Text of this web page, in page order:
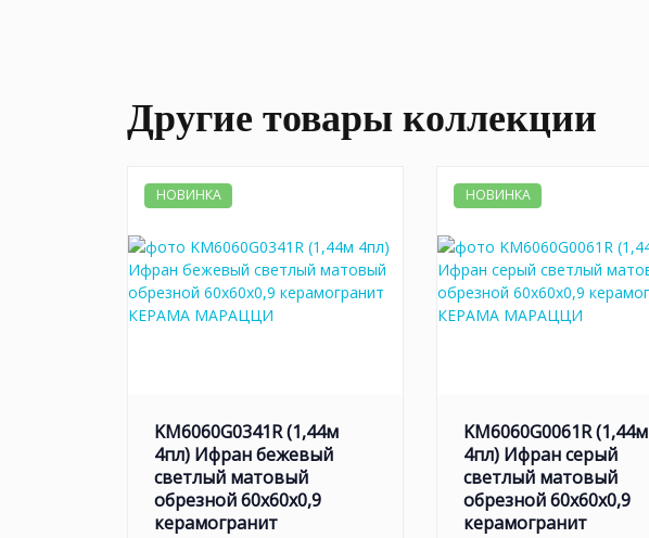
Другие товары коллекции
НОВИНКА
KM6060G0341R (1,44м
4пл) Ифран бежевый
светлый матовый
обрезной 60x60x0,9
керамогранит
НОВИНКА
KM6060G0061R (1,44м
4пл) Ифран серый
светлый матовый
обрезной 60x60x0,9
керамогранит